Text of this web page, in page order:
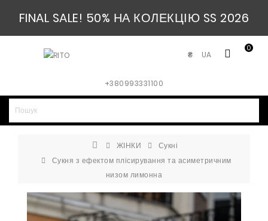
FINAL SALE! 50% НА КОЛЕКЦІЮ SS 2026
0
UA
₴
+380993331100
ЖІНКИ
Сукні
Сукня з ефектом плісирування та асиметричним
низом лимонна